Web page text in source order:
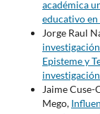
académica
educativo
Jorge Raul
Episteme y
Jaime
Mego,